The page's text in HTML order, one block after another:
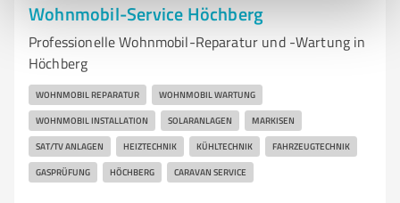
Wohnmobil-Service Höchberg
Professionelle Wohnmobil-Reparatur und -Wartung in
Höchberg
WOHNMOBIL REPARATUR WOHNMOBIL WARTUNG
WOHNMOBIL INSTALLATION SOLARANLAGEN MARKISEN
SAT/TV ANLAGEN HEIZTECHNIK KÜHLTECHNIK FAHRZEUGTECHNIK
GASPRÜFUNG HÖCHBERG CARAVAN SERVICE